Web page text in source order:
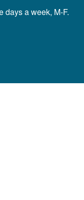
days a week, M-F.